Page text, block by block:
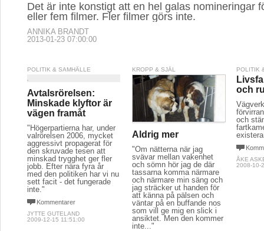
Det är inte konstigt att en hel galas nomineringar
eller fem filmer. Fler filmer görs inte.
ANNIKA BRANDT
2013-01-23 07:00:00
POLITIK & SAMHÄLLE
Avtalsrörelsen:
Minskade klyftor är
vägen framåt
"Högerpartierna har, under
valrörelsen 2006, mycket
aggressivt propagerat för
den skruvade tesen att
minskad trygghet ger fler
jobb. Efter nära fyra år
med den politiken har vi nu
sett facit - det fungerade
inte."
Kommentarer
JYTTE GUTELAND
2009-12-15 11:51:00
KROPP & SJÄL
Aldrig mer
"Om nätterna när jag
svävar mellan vakenhet
och sömn hör jag de där
tassarna komma närmare
och närmare min säng och
jag sträcker ut handen för
att känna på pälsen och
väntar på en buffande nos
som vill ge mig en slick i
ansiktet. Men den kommer
inte..."
POLITIK
och
och
ÅKE
2008-10-